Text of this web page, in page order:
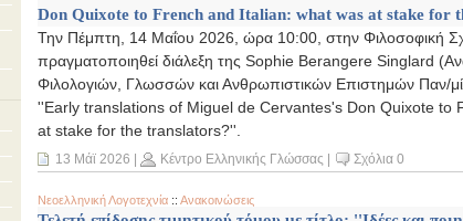
Don Quixote to French and Italian: what was at stake
Την Πέμπτη, 14 Μαΐου 2026, ώρα 10:00, στην Φιλοσοφική
πραγματοποιηθεί διάλεξη της Sophie Berangere Singlard
Φιλολογιών, Γλωσσών και Ανθρωπιστικών Επιστημών Παν/
''Early translations of Miguel de Cervantes's Don Quixote to
at stake for the translators?''.
13 Μάϊ 2026 Κέντρο Ελληνικής Γλώσσας Σχόλια 0
Νεοελληνική Λογοτεχνία :: Ανακοινώσεις